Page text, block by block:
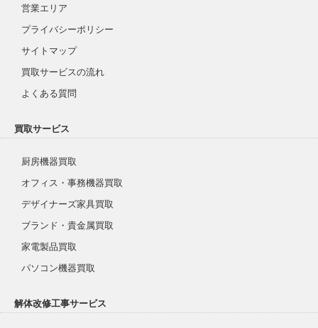
営業エリア
プライバシーポリシー
サイトマップ
買取サービスの流れ
よくある質問
買取サービス
厨房機器買取
オフィス・事務機器買取
デザイナーズ家具買取
ブランド・貴金属買取
家電製品買取
パソコン機器買取
解体改修工事サービス